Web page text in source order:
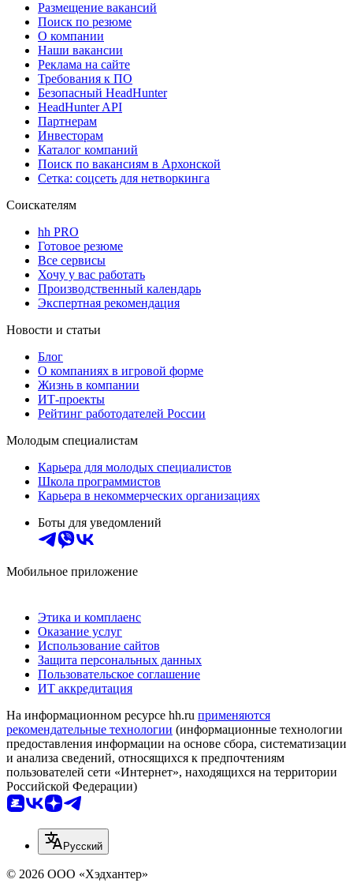
Размещение вакансий
Поиск по резюме
О компании
Наши вакансии
Реклама на сайте
Требования к ПО
Безопасный HeadHunter
HeadHunter API
Партнерам
Инвесторам
Каталог компаний
Поиск по вакансиям в Архонской
Сетка: соцсеть для нетворкинга
Соискателям
hh PRO
Готовое резюме
Все сервисы
Хочу у вас работать
Производственный календарь
Экспертная рекомендация
Новости и статьи
Блог
О компаниях в игровой форме
Жизнь в компании
ИТ-проекты
Рейтинг работодателей России
Молодым специалистам
Карьера для молодых специалистов
Школа программистов
Карьера в некоммерческих организациях
Боты для уведомлений
Мобильное приложение
Этика и комплаенс
Оказание услуг
Использование сайтов
Защита персональных данных
Пользовательское соглашение
ИТ аккредитация
На информационном ресурсе hh.ru применяются
рекомендательные технологии (информационные технологии
предоставления информации на основе сбора, систематизации
и анализа сведений, относящихся к предпочтениям
пользователей сети «Интернет», находящихся на территории
Российской Федерации)
Русский
© 2026 ООО «Хэдхантер»